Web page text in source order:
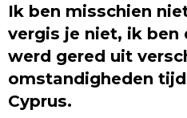
Ik ben misschien
vergis je niet, ik ben
werd gered uit
omstandigheden
Cyprus.